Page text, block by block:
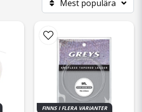
Mest populära
FINNS I FLERA VARIANTER